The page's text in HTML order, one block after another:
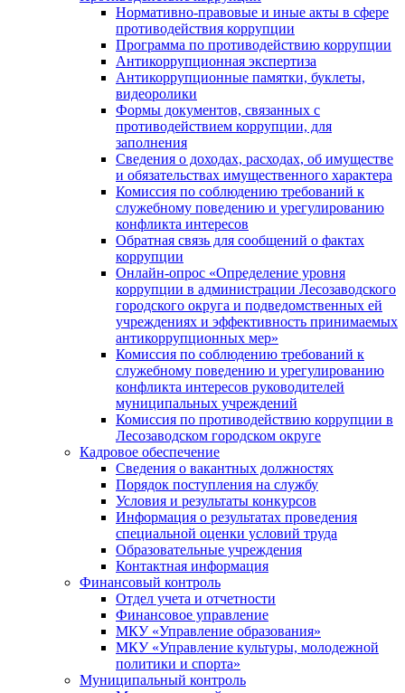
Нормативно-правовые и иные акты в сфере
противодействия коррупции
Программа по противодействию коррупции
Антикоррупционная экспертиза
Антикоррупционные памятки, буклеты,
видеоролики
Формы документов, связанных с
противодействием коррупции, для
заполнения
Сведения о доходах, расходах, об имуществе
и обязательствах имущественного характера
Комиссия по соблюдению требований к
служебному поведению и урегулированию
конфликта интересов
Обратная связь для сообщений о фактах
коррупции
Онлайн-опрос «Определение уровня
коррупции в администрации Лесозаводского
городского округа и подведомственных ей
учреждениях и эффективность принимаемых
антикоррупционных мер»
Комиссия по соблюдению требований к
служебному поведению и урегулированию
конфликта интересов руководителей
муниципальных учреждений
Комиссия по противодействию коррупции в
Лесозаводском городском округе
Кадровое обеспечение
Сведения о вакантных должностях
Порядок поступления на службу
Условия и результаты конкурсов
Информация о результатах проведения
специальной оценки условий труда
Образовательные учреждения
Контактная информация
Финансовый контроль
Отдел учета и отчетности
Финансовое управление
МКУ «Управление образования»
МКУ «Управление культуры, молодежной
политики и спорта»
Муниципальный контроль